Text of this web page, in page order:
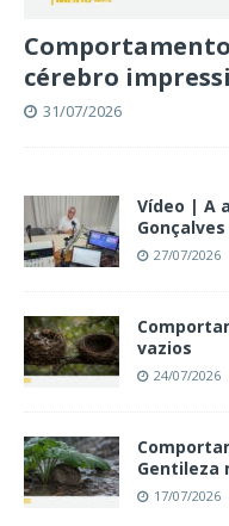
cérebro
31/07/2026
Vídeo | A
Gonçalves
27/07/2026
vazios
24/07/2026
Gentileza
17/07/2026